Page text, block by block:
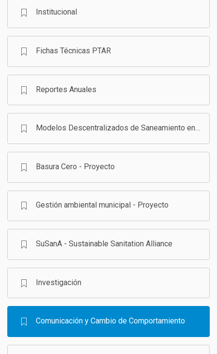
GESTIÓN DE RESIDUOS SÓLIDOS
ECO SAN
COMUNICACIÓN Y GESTIÓN DEL CONOCIMIENTO
CONVOCATORIAS
Institucional
Fichas Técnicas PTAR
Reportes Anuales
Modelos Descentralizados de Saneamiento en Bolivia - Programa
Basura Cero - Proyecto
Gestión ambiental municipal - Proyecto
SuSanA - Sustainable Sanitation Alliance
Investigación
Comunicación y Cambio de Comportamiento